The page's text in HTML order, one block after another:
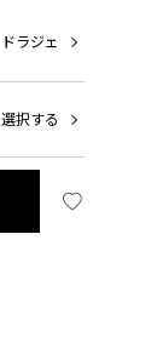
ドラジェ
選択する